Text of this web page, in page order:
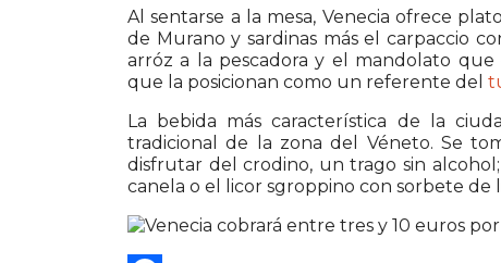
Al sentarse a la mesa, Venecia ofrece
de Murano y sardinas más el carpaccio
arróz a la pescadora y el mandolato
que la posicionan como un referente del
La bebida más característica de la
tradicional de la zona del Véneto. Se
disfrutar del crodino, un trago sin
canela o el licor sgroppino con sorbete de